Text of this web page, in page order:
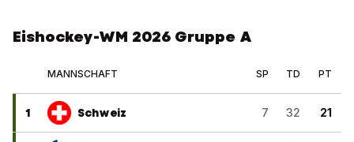
Eishockey-WM 2026 Gruppe A
MANNSCHAFT SP TD PT
1 Schweiz 7 32 21